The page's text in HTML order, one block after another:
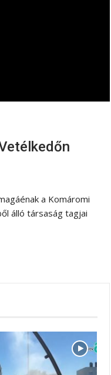
a Komáromi
álló társaság tagjai